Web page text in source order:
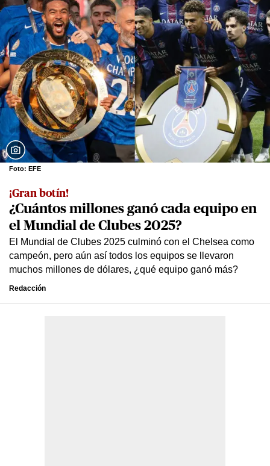
¡Gran botín!
¿Cuántos millones ganó cada equipo en
el Mundial de Clubes 2025?
El Mundial de Clubes 2025 culminó con el Chelsea como
campeón, pero aún así todos los equipos se llevaron
muchos millones de dólares, ¿qué equipo ganó más?
Redacción
Foto: EFE